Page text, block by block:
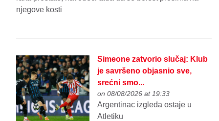
njegove kosti
Simeone zatvorio slučaj: Klub
je savršeno objasnio sve,
srećni smo...
on 08/08/2026 at 19:33
Argentinac izgleda ostaje u
Atletiku